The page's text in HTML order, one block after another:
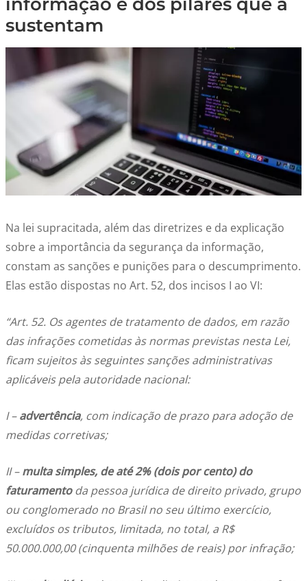
sustentam
Na lei supracitada, além das diretrizes e da explicação
sobre a importância da segurança da informação,
constam as sanções e punições para o descumprimento.
Elas estão dispostas no Art. 52, dos incisos I ao VI:
“Art. 52. Os agentes de tratamento de dados, em razão
das infrações cometidas às normas previstas nesta Lei,
ficam sujeitos às seguintes sanções administrativas
aplicáveis pela autoridade nacional:
I –advertência, com indicação de prazo para adoção de
medidas corretivas;
II –multa simples, de até 2% (dois por cento) do
faturamentoda pessoa jurídica de direito privado, grupo
ou conglomerado no Brasil no seu último exercício,
excluídos os tributos, limitada, no total, a R$
50.000.000,00 (cinquenta milhões de reais) por infração;